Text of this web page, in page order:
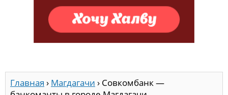
Главная › Магдагачи › Совкомбанк —